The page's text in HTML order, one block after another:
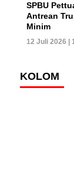
SPBU
Antrean
Minim
12 Juli 2026 |
KOLOM